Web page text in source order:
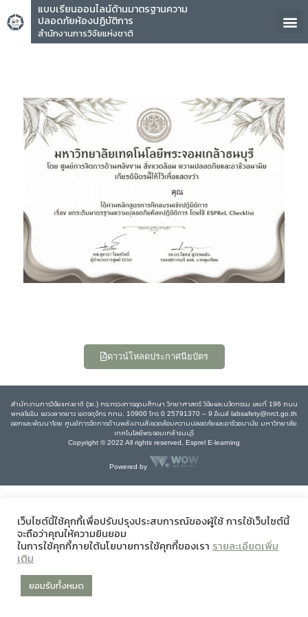
แบบเรียนออนไลน์ด้านมาตรฐานความ
ปลอดภัยห้องปฏิบัติการ
สำนักงานการวิจัยแห่งชาติ
คุณ
ดาวน์โหลดประกาศนียบัตร
สำนักงานการวิจัยแห่งชาติ (วช.) กระทรวงการอุดมศึกษา วิทยาศาสตร์ วิจัยและนวัตกรรม เลขที่ 196 ถนน
พหลโยธิน แขวงลาดยาว เขตจตุจักร กทม. 10900 โทร 0 25791370 – 9 อีเมล์ labsafety@nrct.go.th
ออกและพัฒนาโดย ศูนย์การจัดการด้านพลังงานสิ่งแวดล้อมความปลอดภัยและอาชีวอนามัย มหาวิทยาลัย
เทคโนโลยีพระจอมเกล้าธนบุรี
Copyright © 2022 All rights reserved, Esprel E-learning
Powered by
เว็บไซต์นี้ใช้คุกกี้เพื่อปรับปรุงประสบการณ์ของผู้ใช้ การใช้เว็บไซต์นี้
จะถือว่าคุณให้ความยินยอม
ในการใช้คุกกี้ภายใต้นโยบายการใช้คุกกี้ของเรา รายละเอียดเพิ่ม
เติม
ยอมรับทั้งหมด